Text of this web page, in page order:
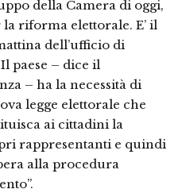
della Camera di oggi,
riforma elettorale. E’ il
dell’ufficio di
paese – dice il
– ha la necessità di
legge elettorale che
ai cittadini la
rappresentanti e quindi
alla procedura